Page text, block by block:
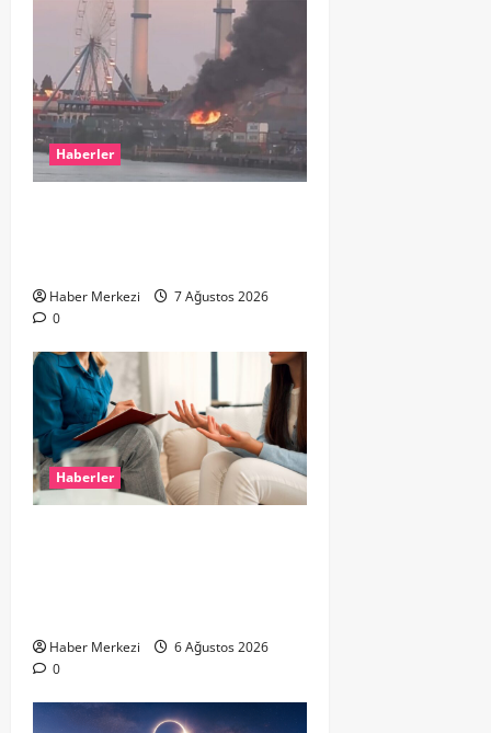
Haberler
Haber Merkezi
7 Ağustos 2026
0
Haberler
Haber Merkezi
6 Ağustos 2026
0